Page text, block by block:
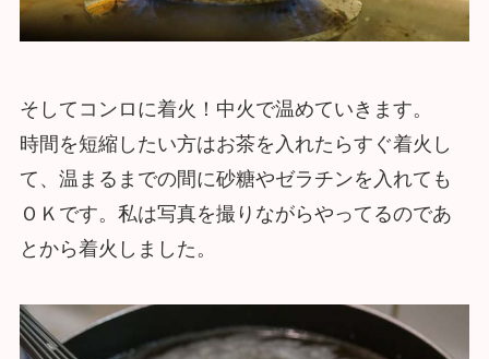
そしてコンロに着火！中火で温めていきます。
時間を短縮したい方はお茶を入れたらすぐ着火し
て、温まるまでの間に砂糖やゼラチンを入れても
ＯＫです。私は写真を撮りながらやってるのであ
とから着火しました。